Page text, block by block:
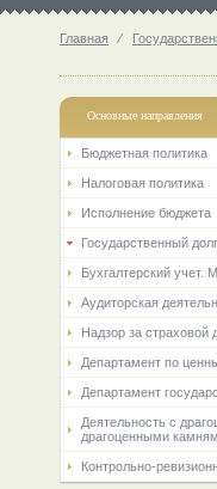
Главная ⁄
Основные направления
Бюджетная политика
Налоговая политика
Исполнение бюджета
Государственный долг
Бухгалтерский учет.
Аудиторская
Надзор за страховой
Департамент по
Департамент
Деятельность с
драгоценными
Контрольно-